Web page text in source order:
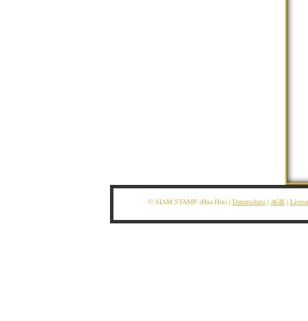
© SIAM STAMP (Hua Hin) | Datenschutz | AGB |